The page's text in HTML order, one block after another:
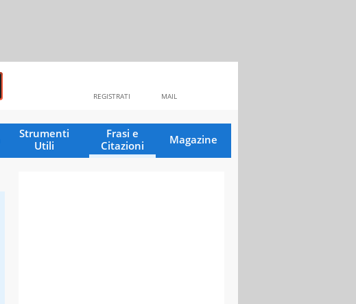
MAIL
REGISTRATI
Strumenti
Utili
Frasi e
Citazioni
Magazine